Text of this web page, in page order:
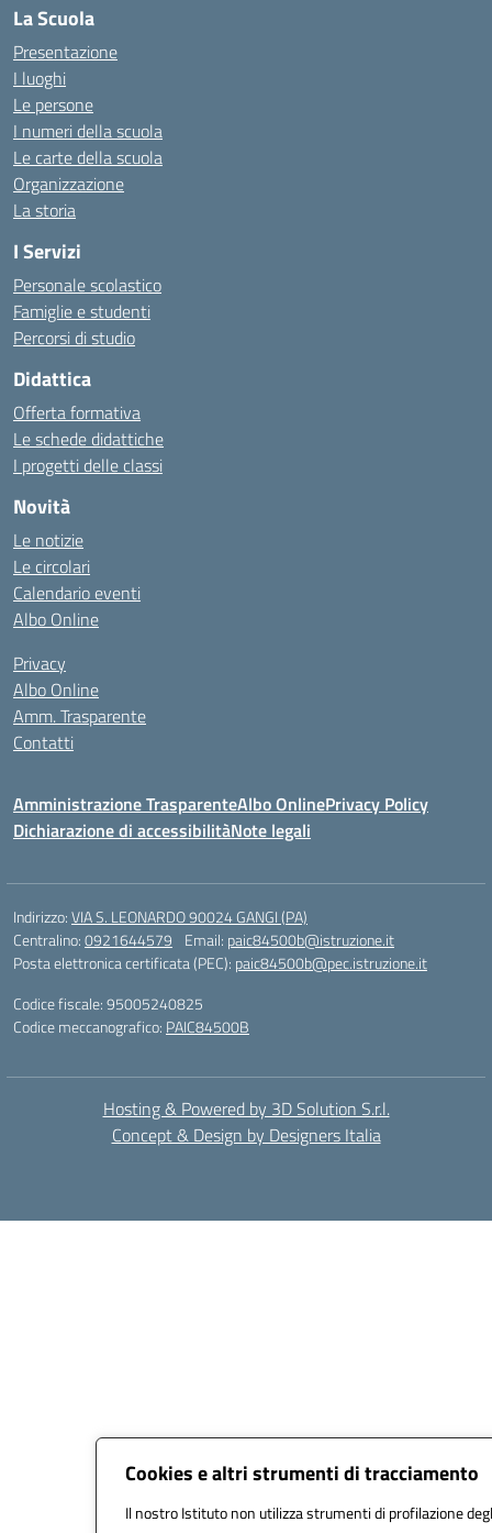
Cookies e altri strumenti di tracciamento
Il nostro Istituto non utilizza strumenti di profilazione
La Scuola
Presentazione
I luoghi
Le persone
I numeri della scuola
Le carte della scuola
Organizzazione
La storia
I Servizi
Personale scolastico
Famiglie e studenti
Percorsi di studio
Didattica
Offerta formativa
Le schede didattiche
I progetti delle classi
Novità
Le notizie
Le circolari
Calendario eventi
Albo Online
Privacy
Albo Online
Amm. Trasparente
Contatti
Amministrazione TrasparenteAlbo OnlinePrivacy Policy
Dichiarazione di accessibilitàNote legali
Indirizzo:VIA S. LEONARDO 90024 GANGI (PA)
Centralino:0921644579 Email: paic84500b@istruzione.it
Posta elettronica certificata (PEC): paic84500b@pec.istruzione.it
Codice fiscale: 95005240825
Codice meccanografico: PAIC84500B
Hosting & Powered by 3D Solution S.r.l.
Concept & Design by Designers Italia